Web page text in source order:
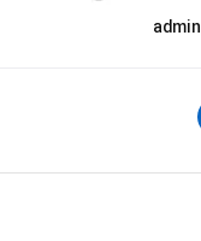
admin